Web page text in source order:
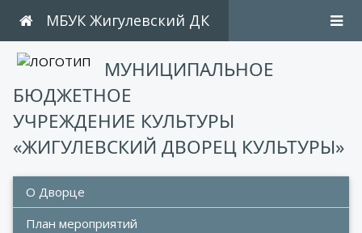
МБУК Жигулевский ДК
МУНИЦИПАЛЬНОЕ
БЮДЖЕТНОЕ
УЧРЕЖДЕНИЕ КУЛЬТУРЫ
«ЖИГУЛЕВСКИЙ ДВОРЕЦ КУЛЬТУРЫ»
О Дворце
План мероприятий